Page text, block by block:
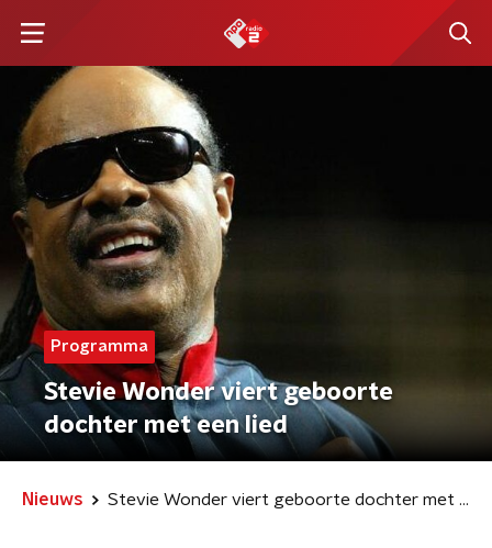
Programma
Stevie Wonder viert geboorte
dochter met een lied
Nieuws Stevie Wonder viert geboorte dochter met een lied